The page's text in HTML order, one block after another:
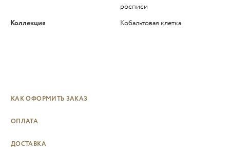
росписи
Коллекция
Кобальтовая клетка
КАК ОФОРМИТЬ ЗАКАЗ
ОПЛАТА
ДОСТАВКА